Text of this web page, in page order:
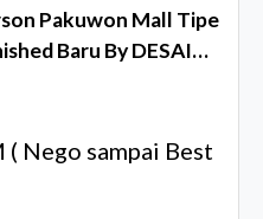
Pakuwon Mall Tipe
Baru By DESAIN
( Nego sampai Best